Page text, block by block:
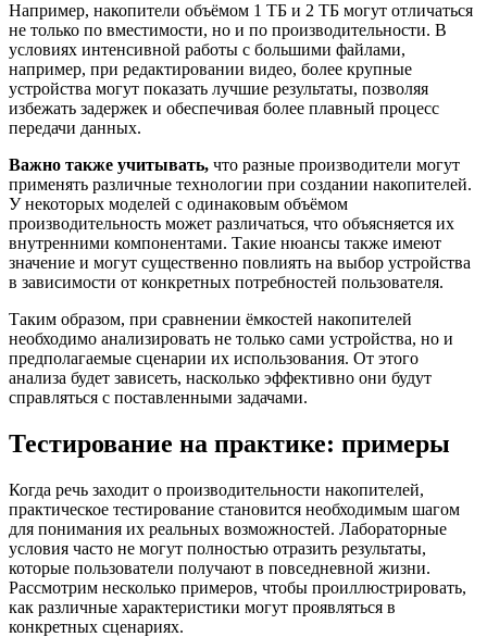
Например, накопители объёмом 1 ТБ и 2 ТБ могут отличаться
не только по вместимости, но и по производительности. В
условиях интенсивной работы с большими файлами,
например, при редактировании видео, более крупные
устройства могут показать лучшие результаты, позволяя
избежать задержек и обеспечивая более плавный процесс
передачи данных.
Важно также учитывать, что разные производители могут
применять различные технологии при создании накопителей.
У некоторых моделей с одинаковым объёмом
производительность может различаться, что объясняется их
внутренними компонентами. Такие нюансы также имеют
значение и могут существенно повлиять на выбор устройства
в зависимости от конкретных потребностей пользователя.
Таким образом, при сравнении ёмкостей накопителей
необходимо анализировать не только сами устройства, но и
предполагаемые сценарии их использования. От этого
анализа будет зависеть, насколько эффективно они будут
справляться с поставленными задачами.
Тестирование на практике: примеры
Когда речь заходит о производительности накопителей,
практическое тестирование становится необходимым шагом
для понимания их реальных возможностей. Лабораторные
условия часто не могут полностью отразить результаты,
которые пользователи получают в повседневной жизни.
Рассмотрим несколько примеров, чтобы проиллюстрировать,
как различные характеристики могут проявляться в
конкретных сценариях.